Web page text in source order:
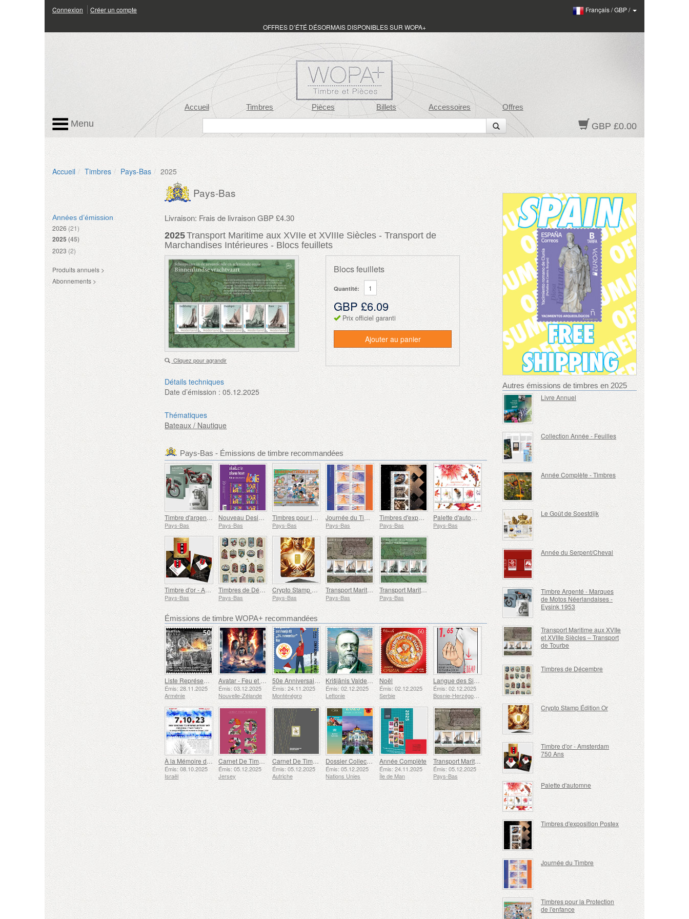
Connexion Créer un compte Français/GBP/
OFFRES D’ÉTÉ DÉSORMAIS DISPONIBLES SUR WOPA+
Accueil Timbres Pièces Billets Accessoires Offres
GBP £0.00
Menu
Accueil Timbres Pays-Bas 2025
Années d’émission
2026 (21)
2025(45)
2023 (2)
Produits annuels >
Abonnements >
Pays-Bas
Livraison: Frais de livraison GBP £4.30
2025Transport Maritime aux XVIIe et XVIIIe Siècles - Transport de
Marchandises Intérieures - Blocs feuillets
Cliquez pour agrandir
Blocs feuillets
Quantité:
GBP £6.09
Prix officiel garanti
Ajouter au panier
Détails techniques
Date d’émission : 05.12.2025
Thématiques
Bateaux / Nautique
Pays-Bas - Émissions de timbre recommandées
Timbre d'argent - Marques de Motos Néerlandaises - Sparta 1950
Pays-Bas
Nouveau Design Néerlandais - Danse
Pays-Bas
Timbres pour la Protection de l'enfance
Pays-Bas
Journée du Timbre
Pays-Bas
Timbres d'exposition Postex
Pays-Bas
Palette d'automne
Pays-Bas
Timbre d'or - Amsterdam 750 Ans
Pays-Bas
Timbres de Décembre
Pays-Bas
Crypto Stamp Édition Or
Pays-Bas
Transport Maritime aux XVIIe et XVIIIe Siècles – Transport de Tourbe
Pays-Bas
Transport Maritime aux XVIIe et XVIIIe Siècles - Transport de Marchandises Intérieures
Pays-Bas
Émissions de timbre WOPA+ recommandées
Liste Représentative du Patrimoine Culturel Immatériel de l'humanité de l'UNESCO - Tradition de la Forge à Gyumri
Émis: 28.11.2025
Arménie
Avatar - Feu et Cendres
Émis: 03.12.2025
Nouvelle-Zélande
50e Anniversaire de la Fondation du Bar Scout du 24 Novembre
Émis: 24.11.2025
Monténégro
Krišjānis Valdemārs
Émis: 02.12.2025
Lettonie
Noël
Émis: 02.12.2025
Serbie
Langue des Signes - Bien
Émis: 02.12.2025
Bosnie-Herzégovine - République de Srpska
À la Mémoire des Morts et des Assassinés le 7 Octobre 2023
Émis: 08.10.2025
Israël
Carnet De Timbres
Émis: 05.12.2025
Jersey
Carnet De Timbres
Émis: 05.12.2025
Autriche
Dossier Collection Annuelle (New York)
Émis: 05.12.2025
Nations Unies
Année Complète
Émis: 24.11.2025
Île de Man
Transport Maritime aux XVIIe et XVIIIe Siècles – Transport de Tourbe
Émis: 05.12.2025
Pays-Bas
Autres émissions de timbres en 2025
Livre Annuel
Collection Année - Feuilles
Année Complète - Timbres
Le Goût de Soestdijk
Année du Serpent/Cheval
Timbre Argenté - Marques
de Motos Néerlandaises -
Eysink 1953
Transport Maritime aux XVIIe
et XVIIIe Siècles – Transport
de Tourbe
Timbres de Décembre
Crypto Stamp Édition Or
Timbre d'or - Amsterdam
750 Ans
Palette d'automne
Timbres d'exposition Postex
Journée du Timbre
Timbres pour la Protection
de l'enfance